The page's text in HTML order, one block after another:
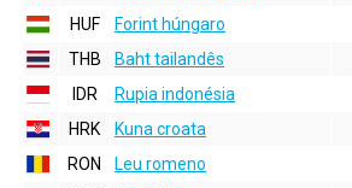
HUF
Forint húngaro
THB
Baht tailandês
IDR
Rupia indonésia
HRK
Kuna croata
RON
Leu romeno